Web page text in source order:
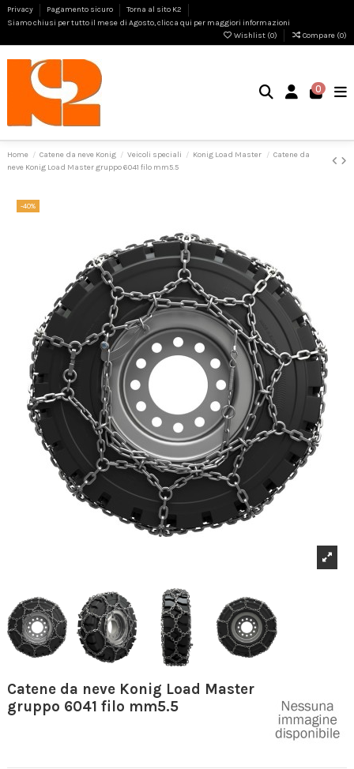
Privacy Pagamento sicuro
Torna al sito K2
Siamo chiusi per tutto il mese di Agosto, clicca qui per maggiori informazioni
Wishlist (0) Compare (0)
0
Home Catene da neve Konig Veicoli speciali Konig Load Master
Catene da
neve Konig Load Master gruppo 6041 filo mm5.5
-40%
Catene da neve Konig Load Master
gruppo 6041 filo mm5.5